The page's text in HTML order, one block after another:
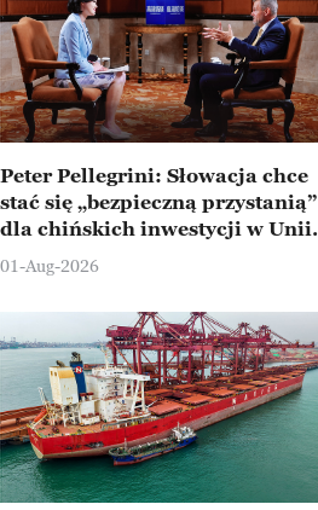
Peter Pellegrini: Słowacja chce
stać się „bezpieczną przystanią”
dla chińskich inwestycji w Unii
Europejskiej
01-Aug-2026